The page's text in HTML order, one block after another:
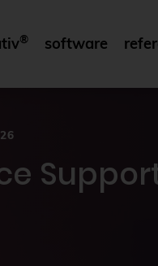
® software